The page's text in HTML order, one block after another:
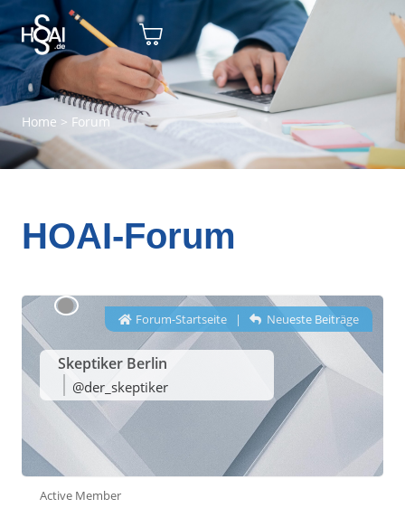
Home > Forum
HOAI-Forum
Skeptiker Berlin
@der_skeptiker
Forum-Startseite| Neueste Beiträge
Active Member